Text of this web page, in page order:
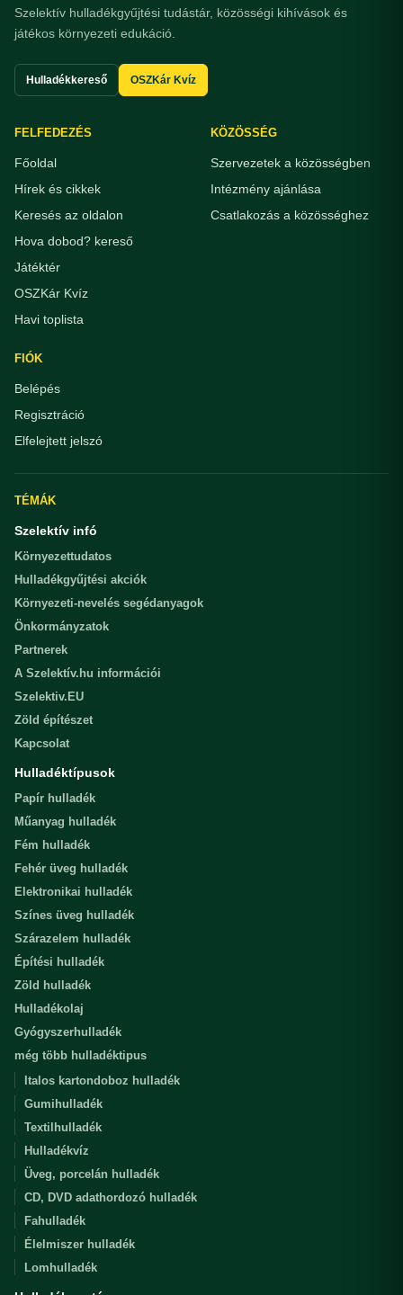
Szelektív hulladékgyűjtési tudástár, közösségi kihívások és
játékos környezeti edukáció.
Hulladékkereső OSZKár Kvíz
FELFEDEZÉS
Főoldal
Hírek és cikkek
Keresés az oldalon
Hova dobod? kereső
Játéktér
OSZKár Kvíz
Havi toplista
KÖZÖSSÉG
Szervezetek a közösségben
Intézmény ajánlása
Csatlakozás a közösséghez
FIÓK
Belépés
Regisztráció
Elfelejtett jelszó
TÉMÁK
Szelektív infó
Környezettudatos
Hulladékgyűjtési akciók
Környezeti-nevelés segédanyagok
Önkormányzatok
Partnerek
A Szelektív.hu információi
Szelektiv.EU
Zöld építészet
Kapcsolat
Hulladéktípusok
Papír hulladék
Műanyag hulladék
Fém hulladék
Fehér üveg hulladék
Elektronikai hulladék
Színes üveg hulladék
Szárazelem hulladék
Építési hulladék
Zöld hulladék
Hulladékolaj
Gyógyszerhulladék
még több hulladéktipus
Italos kartondoboz hulladék
Gumihulladék
Textilhulladék
Hulladékvíz
Üveg, porcelán hulladék
CD, DVD adathordozó hulladék
Fahulladék
Élelmiszer hulladék
Lomhulladék